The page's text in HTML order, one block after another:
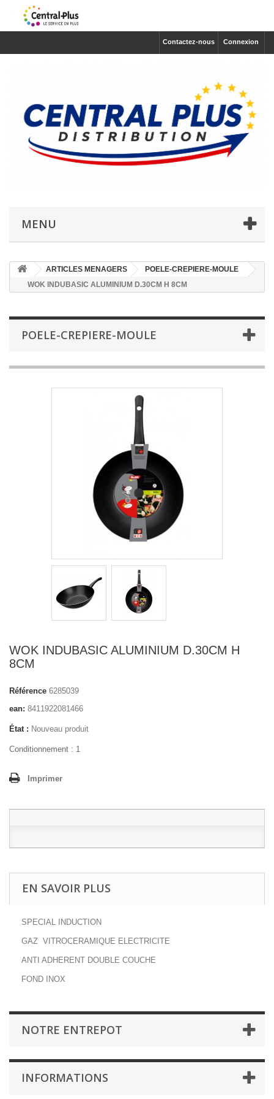
Connexion
Contactez-nous
MENU
ARTICLES MENAGERS
POELE-CREPIERE-MOULE
WOK INDUBASIC ALUMINIUM D.30CM H 8CM
POELE-CREPIERE-MOULE
WOK INDUBASIC ALUMINIUM D.30CM H
8CM
Référence 6285039
ean: 8411922081466
État : Nouveau produit
Conditionnement : 1
Imprimer
EN SAVOIR PLUS
SPECIAL INDUCTION
GAZ VITROCERAMIQUE ELECTRICITE
ANTI ADHERENT DOUBLE COUCHE
FOND INOX
NOTRE ENTREPOT
INFORMATIONS